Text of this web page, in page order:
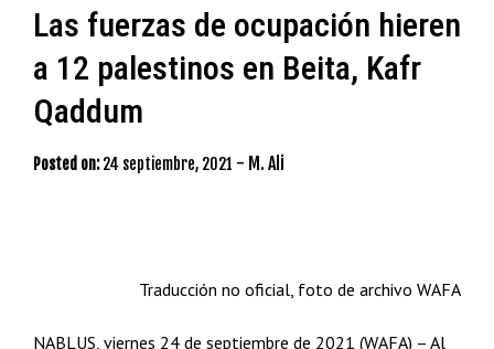
Las fuerzas de ocupación hieren
a 12 palestinos en Beita, Kafr
Qaddum
Posted on: 24 septiembre, 2021 - M. Ali
Traducción no oficial, foto de archivo WAFA
NABLUS, viernes 24 de septiembre de 2021 (WAFA) – Al